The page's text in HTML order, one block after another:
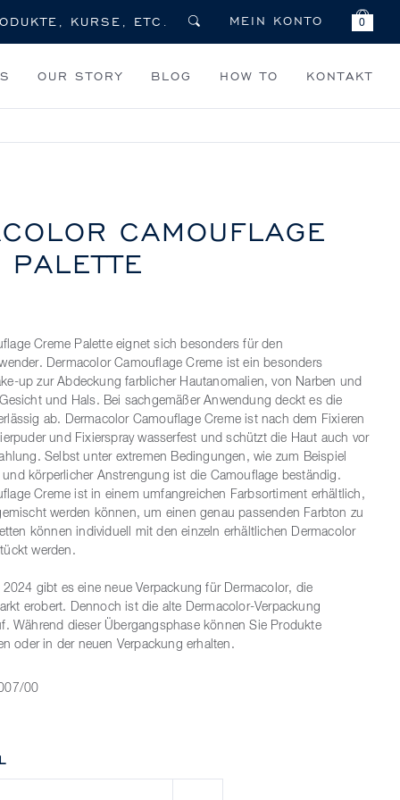
MEIN KONTO 0
OUR STORY BLOG HOW TO KONTAKT
CAMOUFLAGE
Creme Palette eignet sich besonders für den
Dermacolor Camouflage Creme ist ein besonders
up zur Abdeckung farblicher Hautanomalien, von Narben und
und Hals. Bei sachgemäßer Anwendung deckt es die
ab. Dermacolor Camouflage Creme ist nach dem Fixieren
und Fixierspray wasserfest und schützt die Haut auch vor
Selbst unter extremen Bedingungen, wie zum Beispiel
körperlicher Anstrengung ist die Camouflage beständig.
Creme ist in einem umfangreichen Farbsortiment erhältlich,
werden können, um einen genau passenden Farbton zu
können individuell mit den einzeln erhältlichen Dermacolor
werden.
gibt es eine neue Verpackung für Dermacolor, die
erobert. Dennoch ist die alte Dermacolor-Verpackung
Während dieser Übergangsphase können Sie Produkte
oder in der neuen Verpackung erhalten.
00